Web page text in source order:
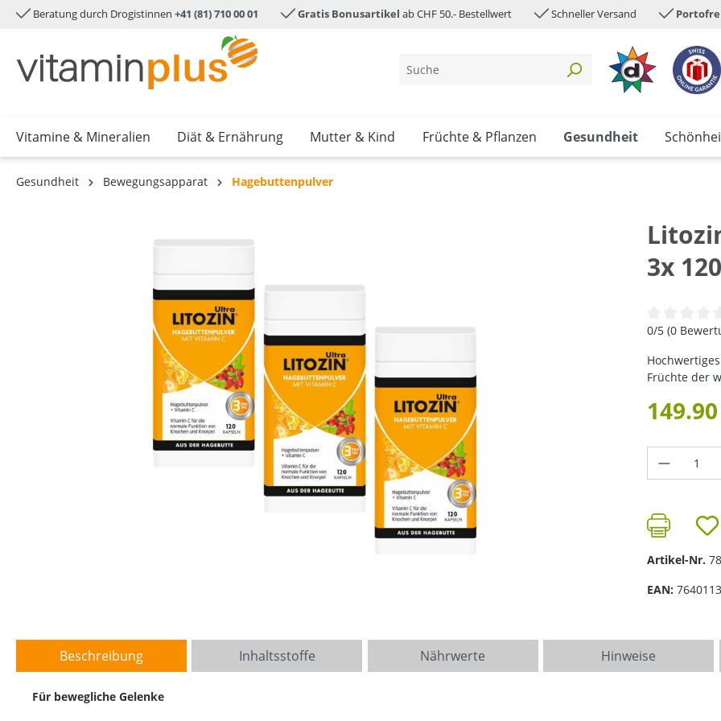
springen Zur Hauptnavigation springen
Beratung durch Drogistinnen +41 (81) 710 00 01 Gratis Bonusartikel ab CHF 50.- Bestellwert Schneller Versand
Vitamine & Mineralien Diät & Ernährung Mutter & Kind Früchte & Pflanzen Gesundheit
Gesundheit Bewegungsapparat Hagebuttenpulver
3x
0/5 (0
Früchte der
Artikel-Nr.
EAN:
Beschreibung Inhaltsstoffe Nährwerte Hinweise
Für bewegliche Gelenke